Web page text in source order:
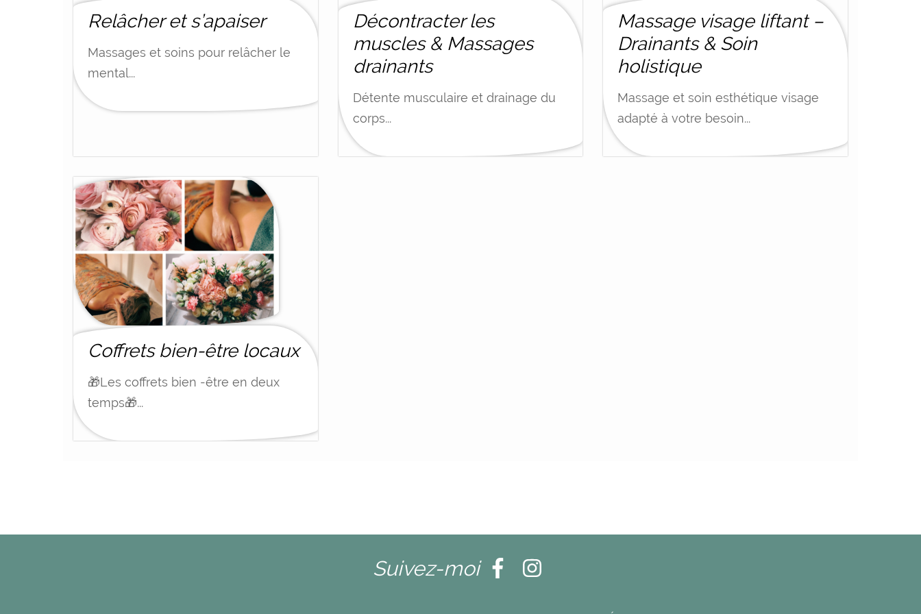
Relâcher et s’apaiser
Massages et soins pour relâcher le
mental...
Décontracter les
muscles & Massages
drainants
Détente musculaire et drainage du
corps...
Massage visage liftant –
Drainants & Soin
holistique
Massage et soin esthétique visage
adapté à votre besoin...
Coffrets bien-être locaux
🎁Les coffrets bien -être en deux
temps🎁...
Suivez-moi